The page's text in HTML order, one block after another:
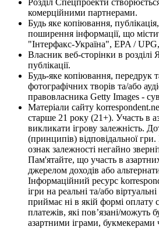
комерційними партнерами.
Будь яке копіювання,
поширення інформації, що
"Інтерфакс-Україна", EPA /
Власник веб-сторінки в
публікації.
Будь-яке копіювання, передрук
фотографічних творів та/або
правовласника Getty Images -
Матеріали сайту
старше 21 року (21+). Участь в
викликати ігрову залежність.
(принципів) відповідальної
ознак залежності негайно
Пам'ятайте, що участь в
джерелом доходів або
Інформаційний ресурс
ігри на реальні та/або
приймає ні в якій формі оплату
платежів, які пов’язані/можуть
азартними іграми, букмекерами